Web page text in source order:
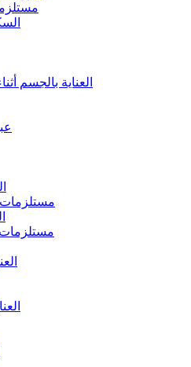
العناية بالجسم
مستلزمات
مستلزمات